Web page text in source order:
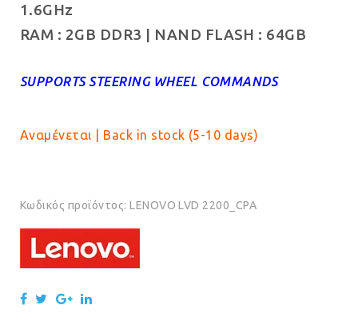
1.6GHz
RAM : 2GB DDR3 | NAND FLASH : 64GB
SUPPORTS STEERING WHEEL COMMANDS
Αναμένεται | Back in stock (5-10 days)
Κωδικός προϊόντος:LENOVO LVD 2200_CPA